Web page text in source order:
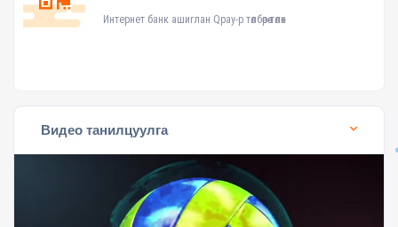
Интернет банк ашиглан Qpay-р төлбөрөө төлөх
Видео танилцуулга